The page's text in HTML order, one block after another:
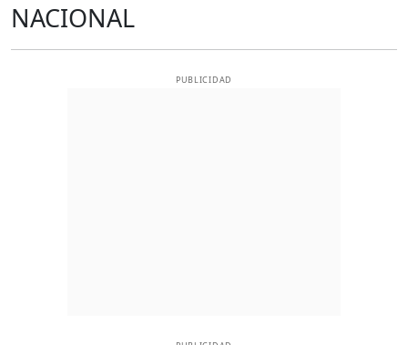
NACIONAL
PUBLICIDAD